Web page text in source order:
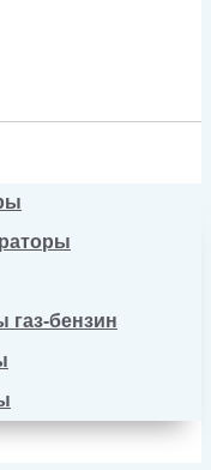
газ-бензин